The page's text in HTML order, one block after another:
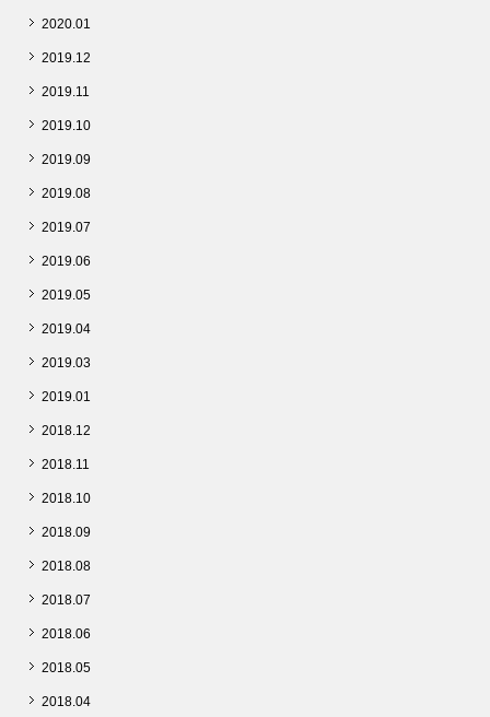
2020.01
2019.12
2019.11
2019.10
2019.09
2019.08
2019.07
2019.06
2019.05
2019.04
2019.03
2019.01
2018.12
2018.11
2018.10
2018.09
2018.08
2018.07
2018.06
2018.05
2018.04